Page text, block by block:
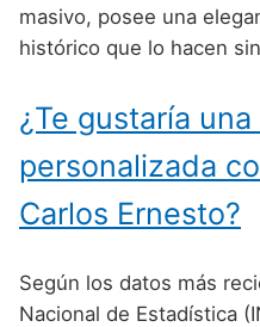
Nombres de niño
Nombres de niño
Nombres de
Nombres de
Nombres de niño
Nombres de
Nombres de
Nombres de
Nombres de
Nombres de
Nombres
Nombres de
Nombres de
Nombres de
Nombres
Nombres de Niño
Nombres
Nombres de
Nombres
masivo, posee una
histórico que lo hacen
¿Te gustaría
personalizada
Carlos Ernesto?
Según los datos más
Nacional de Estadística